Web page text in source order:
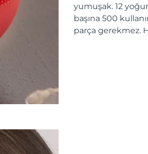
yumuşak. 12
başına 500
parça gerekmez.